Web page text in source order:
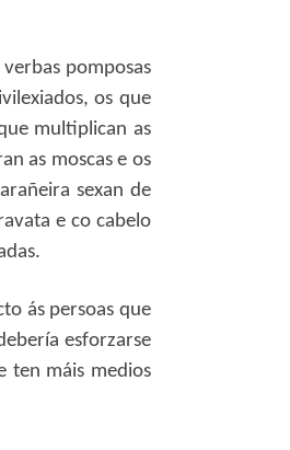
pomposas
os que
multiplican as
as moscas e os
sexan de
e co cabelo
ás persoas que
esforzarse
ten máis medios